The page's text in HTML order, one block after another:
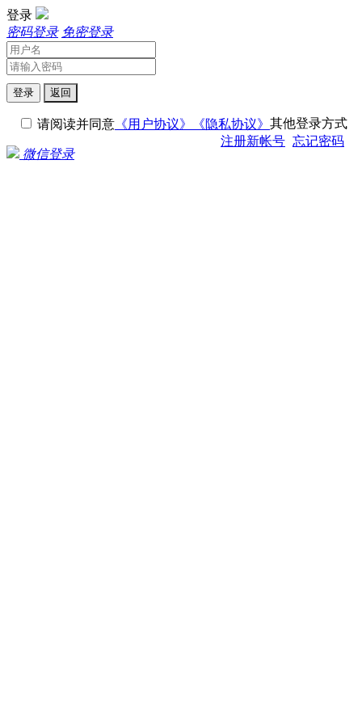
登录
密码登录 免密登录
登录 返回
请阅读并同意 《用户协议》
《隐私协议》
注册新帐号 忘记密码
其他登录方式
微信登录